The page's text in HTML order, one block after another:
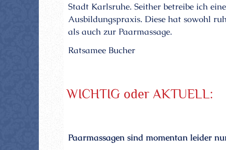
Stadt Karlsruhe. Seither betreibe ich
Ausbildungspraxis. Diese hat sowohl
als auch zur Paarmassage.
Ratsamee Bucher
WICHTIG oder AKTUELL:
Paarmassagen sind momentan leider